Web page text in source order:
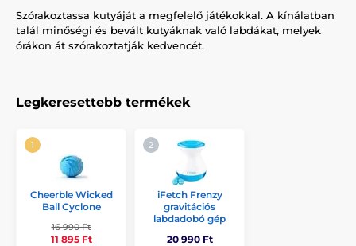
Szórakoztassa kutyáját a megfelelő játékokkal. A kínálatban
talál minőségi és bevált kutyáknak való labdákat, melyek
órákon át szórakoztatják kedvencét.
Legkeresettebb termékek
Cheerble Wicked
Ball Cyclone
16 990 Ft
11 895 Ft
iFetch Frenzy
gravitációs
labdadobó gép
20 990 Ft